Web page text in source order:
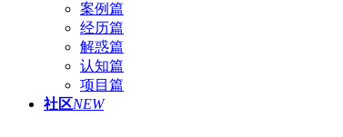
案例篇
经历篇
解惑篇
认知篇
项目篇
社区NEW